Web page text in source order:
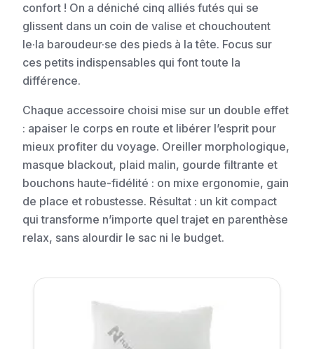
confort ! On a déniché cinq alliés futés qui se
glissent dans un coin de valise et chouchoutent
le·la baroudeur·se des pieds à la tête. Focus sur
ces petits indispensables qui font toute la
différence.
Chaque accessoire choisi mise sur un double effet
: apaiser le corps en route et libérer l’esprit pour
mieux profiter du voyage. Oreiller morphologique,
masque blackout, plaid malin, gourde filtrante et
bouchons haute-fidélité : on mixe ergonomie, gain
de place et robustesse. Résultat : un kit compact
qui transforme n’importe quel trajet en parenthèse
relax, sans alourdir le sac ni le budget.